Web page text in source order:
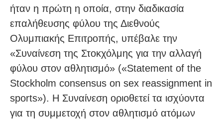
ήταν η πρώτη η οποία, στην διαδικασία
επαλήθευσης φύλου της Διεθνούς
Ολυμπιακής Επιτροπής, υπέβαλε την
«Συναίνεση της Στοκχόλμης για την αλλαγή
φύλου στον αθλητισμό» («Statement of the
Stockholm consensus on sex reassignment in
sports»). Η Συναίνεση οριοθετεί τα ισχύοντα
για τη συμμετοχή στον αθλητισμό ατόμων